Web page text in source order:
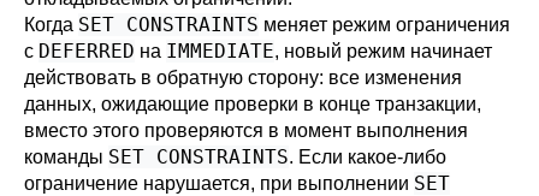
Когда SET CONSTRAINTS меняет режим ограничения
с DEFERRED на IMMEDIATE, новый режим начинает
действовать в обратную сторону: все изменения
данных, ожидающие проверки в конце транзакции,
вместо этого проверяются в момент выполнения
команды SET CONSTRAINTS. Если какое-либо
ограничение нарушается, при выполнении SET